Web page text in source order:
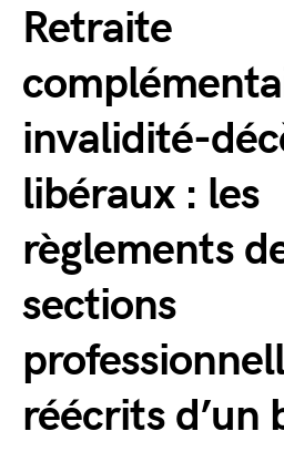
Retraite
invalidité-
libéraux : les
règlements
sections
réécrits d’un